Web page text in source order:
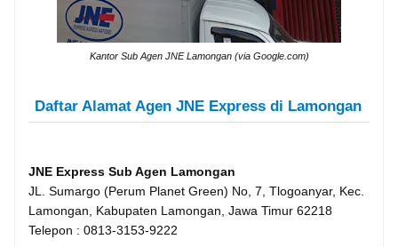
Kantor Sub Agen JNE Lamongan (via Google.com)
Daftar Alamat Agen JNE Express di Lamongan
JNE Express Sub Agen Lamongan
JL. Sumargo (Perum Planet Green) No, 7, Tlogoanyar, Kec.
Lamongan, Kabupaten Lamongan, Jawa Timur 62218
Telepon : 0813-3153-9222